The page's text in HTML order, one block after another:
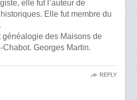
elle fut l’auteur de
Elle fut membre du
généalogie des Maisons de
Georges Martin.
REPLY